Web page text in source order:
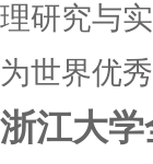
理研究与
为世界优
浙江大